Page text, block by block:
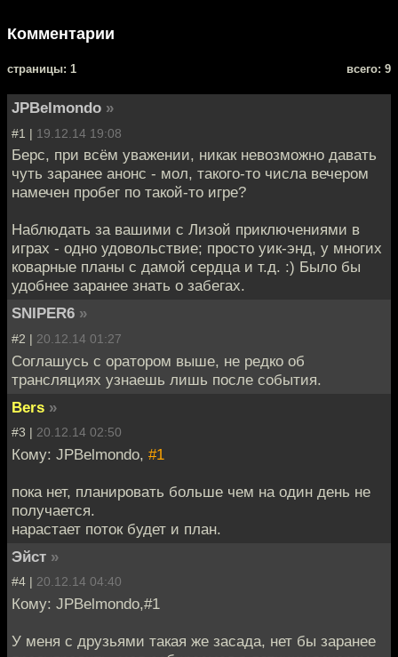
Комментарии
cтраницы: 1 всего: 9
JPBelmondo »
#1 | 19.12.14 19:08
Берс, при всём уважении, никак невозможно давать
чуть заранее анонс - мол, такого-то числа вечером
намечен пробег по такой-то игре?
Наблюдать за вашими с Лизой приключениями в
играх - одно удовольствие; просто уик-энд, у многих
коварные планы с дамой сердца и т.д. :) Было бы
удобнее заранее знать о забегах.
SNIPER6 »
#2 | 20.12.14 01:27
Соглашусь с оратором выше, не редко об
трансляциях узнаешь лишь после события.
Bers »
#3 | 20.12.14 02:50
Кому: JPBelmondo, #1
пока нет, планировать больше чем на один день не
получается.
нарастает поток будет и план.
Эйст »
#4 | 20.12.14 04:40
Кому: JPBelmondo,#1
У меня с друзьями такая же засада, нет бы заранее